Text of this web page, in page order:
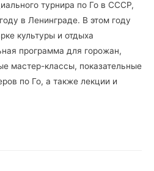
турнира по Го в СССР,
в Ленинграде. В этом году
культуры и отдыха
программа для горожан,
мастер-классы, показательные
по Го, а также лекции и